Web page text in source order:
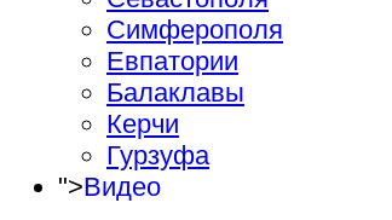
Симферополя
Евпатории
Балаклавы
Керчи
Гурзуфа
">Видео